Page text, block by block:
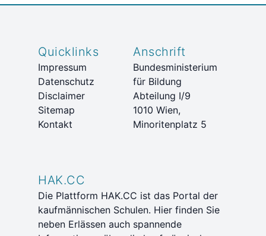
Quicklinks
Impressum
Datenschutz
Disclaimer
Sitemap
Kontakt
Anschrift
Bundesministerium
für Bildung
Abteilung I/9
1010 Wien,
Minoritenplatz 5
HAK.CC
Die Plattform HAK.CC ist das Portal der
kaufmännischen Schulen. Hier finden Sie
neben Erlässen auch spannende